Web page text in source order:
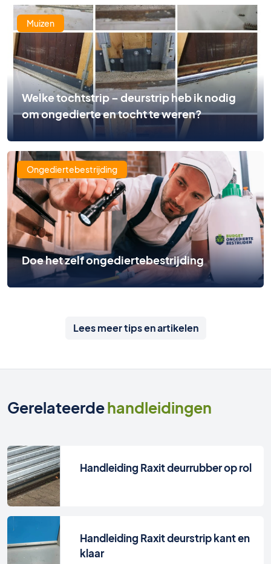
Muizen
Welke tochtstrip – deurstrip heb ik nodig
om ongedierte en tocht te weren?
Ongediertebestrijding
Doe het zelf ongediertebestrijding
Lees meer tips en artikelen
Gerelateerdehandleidingen
Handleiding Raxit deurrubber op rol
Handleiding Raxit deurstrip kant en
klaar